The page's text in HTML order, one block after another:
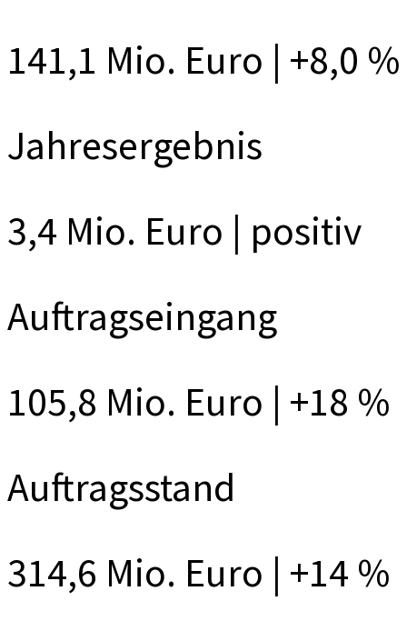
141,1 Mio. Euro | +8,0 %
Jahresergebnis
3,4 Mio. Euro | positiv
Auftragseingang
105,8 Mio. Euro | +18 %
Auftragsstand
314,6 Mio. Euro | +14 %